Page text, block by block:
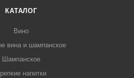
КАТАЛОГ
Вино
вина и шампанское
Шампанское
напитки